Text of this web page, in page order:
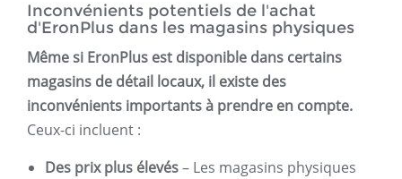
Inconvénients potentiels de l'achat
d'EronPlus dans les magasins physiques
Même si EronPlus est disponible dans certains
magasins de détail locaux, il existe des
inconvénients importants à prendre en compte.
Ceux-ci incluent :
Des prix plus élevés– Les magasins physiques